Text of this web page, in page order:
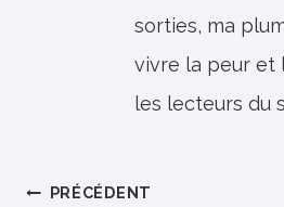
sorties, ma
vivre la peur et
les lecteurs du
Navigation
PRÉCÉDENT